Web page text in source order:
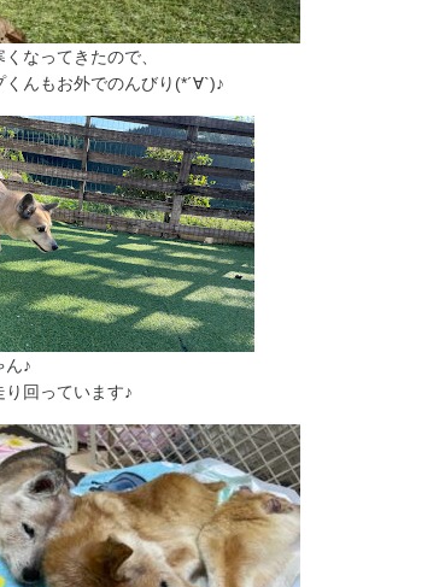
なってきたので、
くんもお外でのんびり(*´∀`)♪
ん♪
り回っています♪